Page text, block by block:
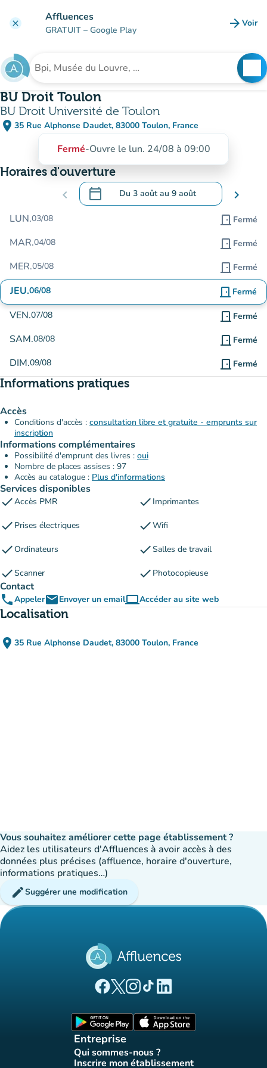
clear Affluences
GRATUIT – Google Play arrow_forward Voir
Rechercher un établissement
BU Droit Toulon
BU Droit Université de Toulon
place 35 Rue Alphonse Daudet, 83000 Toulon, France
(ouvrir dans Google Maps)
(nouvel onglet)
Fermé-Ouvre le lun. 24/08 à 09:00
Horaires d'ouverture
chevron_left calendar_today Du 3 aoûtau 9 août
.Ouvrir le calendrier pour changer de
chevron_right
LUN.03/08 door_front Fermé
MAR.04/08 door_front Fermé
MER.05/08 door_front Fermé
JEU.06/08 door_front Fermé
VEN.07/08 door_front Fermé
SAM.08/08 door_front Fermé
DIM.09/08 door_front Fermé
Informations pratiques
Accès
Conditions d'accès : consultation libre et gratuite - emprunts sur
inscription
Informations complémentaires
Possibilité d'emprunt des livres : oui
Nombre de places assises : 97
Accès au catalogue : Plus d'informations
Services disponibles
checkAccès PMR check Imprimantes
check Prises électriques checkWifi
checkOrdinateurs checkSalles de travail
checkScanner check Photocopieuse
Contact
phoneAppeleremailEnvoyer un emailcomputerAccéder au site web
(nouvel onglet)
Localisation
place 35 Rue Alphonse Daudet, 83000 Toulon, France
(ouvrir dans Google Maps)
(nouvel onglet)
Vous souhaitez améliorer cette page établissement ?
Aidez les utilisateurs d'Affluences à avoir accès à des
données plus précises (affluence, horaire d'ouverture,
informations pratiques…)
editSuggérer une modification
(nouvel onglet)
(nouvel onglet)
(nouvel onglet)
(nouvel onglet)
(nouvel onglet)
Entreprise
Qui sommes-nous ?
(nouvel onglet)
Inscrire mon établissement